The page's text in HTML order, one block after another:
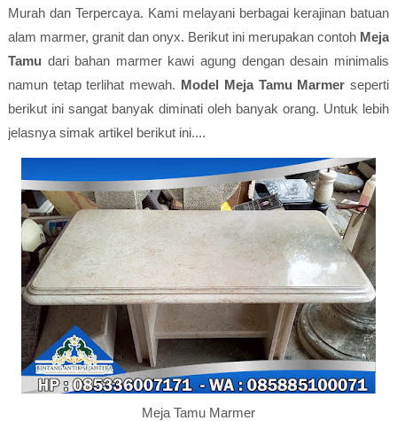
Murah dan Terpercaya. Kami melayani berbagai kerajinan batuan
alam marmer, granit dan onyx. Berikut ini merupakan contoh Meja
Tamu dari bahan marmer kawi agung dengan desain minimalis
namun tetap terlihat mewah. Model Meja Tamu Marmer seperti
berikut ini sangat banyak diminati oleh banyak orang. Untuk lebih
jelasnya simak artikel berikut ini....
Meja Tamu Marmer